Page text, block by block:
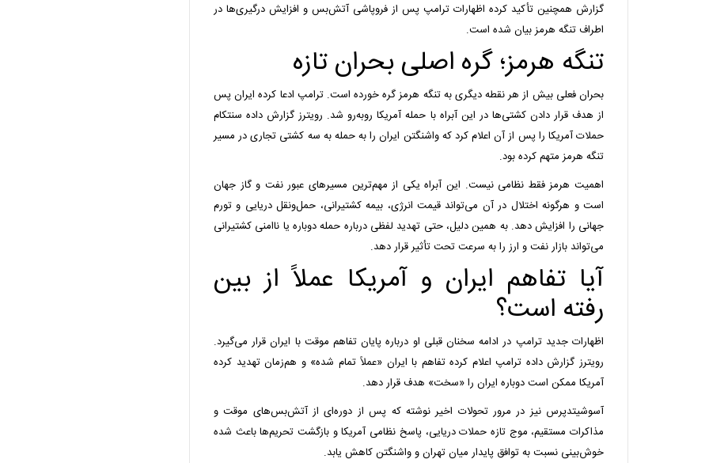
گزارش همچنین تأکید کرده اظهارات ترامپ پس از فروپاشی آتش‌بس و افزایش درگیری‌ها در
اطراف تنگه هرمز بیان شده است.
تنگه هرمز؛ گره اصلی بحران تازه
بحران فعلی بیش از هر نقطه دیگری به تنگه هرمز گره خورده است. ترامپ ادعا کرده ایران پس
از هدف قرار دادن کشتی‌ها در این آبراه با حمله آمریکا روبه‌رو شد. رویترز گزارش داده سنتکام
حملات آمریکا را پس از آن اعلام کرد که واشنگتن ایران را به حمله به سه کشتی تجاری در مسیر
تنگه هرمز متهم کرده بود.
اهمیت هرمز فقط نظامی نیست. این آبراه یکی از مهم‌ترین مسیرهای عبور نفت و گاز جهان
است و هرگونه اختلال در آن می‌تواند قیمت انرژی، بیمه کشتیرانی، حمل‌ونقل دریایی و تورم
جهانی را افزایش دهد. به همین دلیل، حتی تهدید لفظی درباره حمله دوباره یا ناامنی کشتیرانی
می‌تواند بازار نفت و ارز را به سرعت تحت تأثیر قرار دهد.
آیا تفاهم ایران و آمریکا عملاً از بین
رفته است؟
اظهارات جدید ترامپ در ادامه سخنان قبلی او درباره پایان تفاهم موقت با ایران قرار می‌گیرد.
رویترز گزارش داده ترامپ اعلام کرده تفاهم با ایران «عملاً تمام شده» و هم‌زمان تهدید کرده
آمریکا ممکن است دوباره ایران را «سخت» هدف قرار دهد.
آسوشیتدپرس نیز در مرور تحولات اخیر نوشته که پس از دوره‌ای از آتش‌بس‌های موقت و
مذاکرات مستقیم، موج تازه حملات دریایی، پاسخ نظامی آمریکا و بازگشت تحریم‌ها باعث شده
خوش‌بینی نسبت به توافق پایدار میان تهران و واشنگتن کاهش یابد.